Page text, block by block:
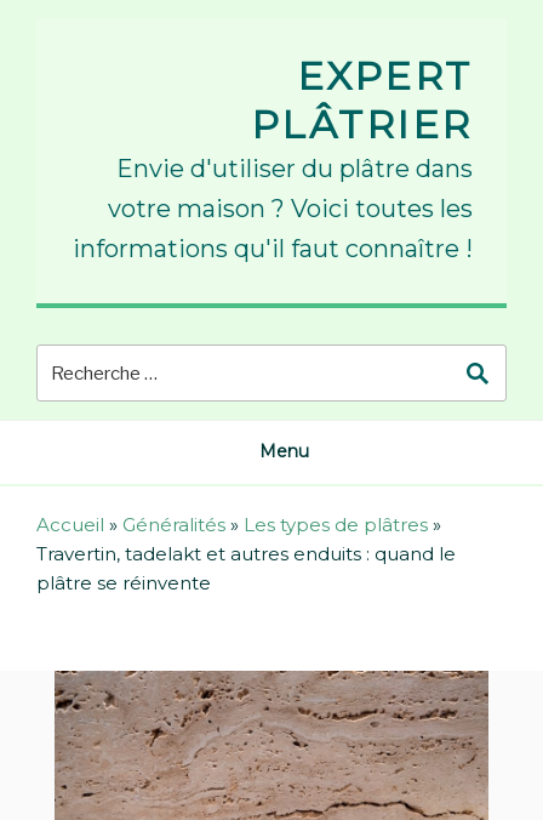
EXPERT
PLÂTRIER
Envie d'utiliser du plâtre dans
votre maison ? Voici toutes les
informations qu'il faut connaître !
Menu
Accueil » Généralités » Les types de plâtres »
Travertin, tadelakt et autres enduits : quand le
plâtre se réinvente